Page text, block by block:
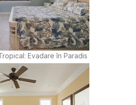
Evadare în Paradis